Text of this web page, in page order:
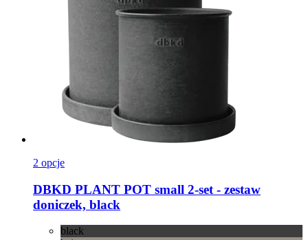
2 opcje
DBKD PLANT POT small 2-​set -​ zestaw
doniczek, black
black